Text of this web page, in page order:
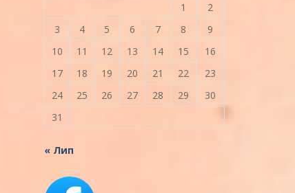
1
2
3
4 5 6 7 8
9
10
11 12 13 14 15
16
17
18 19 20 21 22
23
24
25 26 27 28 29
30
31
« Лип